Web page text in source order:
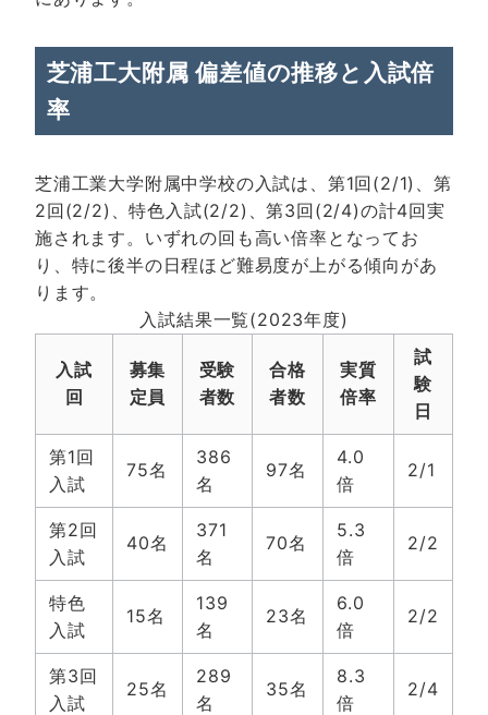
芝浦工大附属 偏差値の推移と入試倍
率
芝浦工業大学附属中学校の入試は、第1回(2/1)、第
2回(2/2)、特色入試(2/2)、第3回(2/4)の計4回実
施されます。いずれの回も高い倍率となってお
り、特に後半の日程ほど難易度が上がる傾向があ
ります。
入試結果一覧(2023年度)
入試
回
募集
定員
受験
者数
合格
者数
実質
倍率
試
験
日
第1回
入試
75名
386
名
97名
4.0
倍
2/1
第2回
入試
40名
371
名
70名
5.3
倍
2/2
特色
入試
15名
139
名
23名
6.0
倍
2/2
第3回
入試
25名
289
名
35名
8.3
倍
2/4